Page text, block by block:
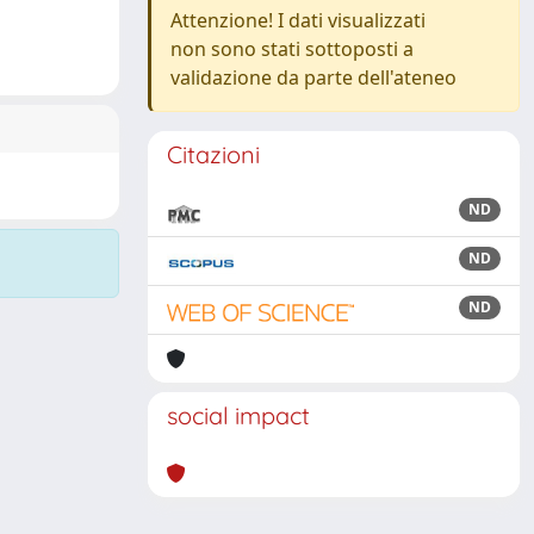
Attenzione! I dati visualizzati
non sono stati sottoposti a
validazione da parte dell'ateneo
Citazioni
ND
ND
ND
social impact